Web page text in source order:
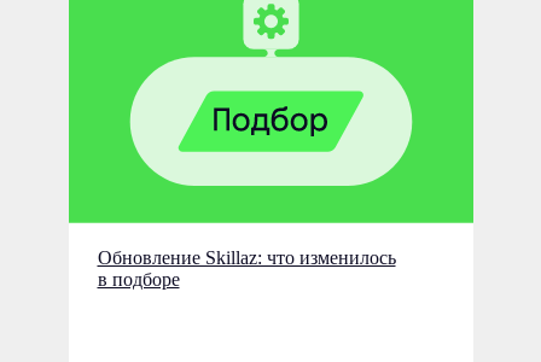
Обновление Skillaz: что изменилось
в подборе